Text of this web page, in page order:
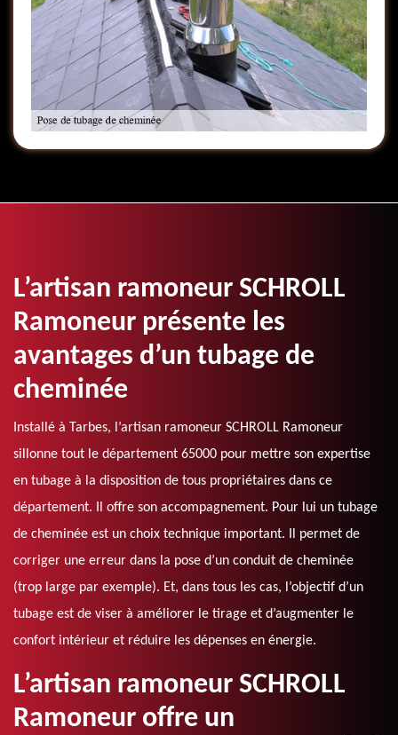
L’artisan ramoneur SCHROLL
Ramoneur présente les
avantages d’un tubage de
cheminée
Installé à Tarbes, l’artisan ramoneur SCHROLL Ramoneur
sillonne tout le département 65000 pour mettre son expertise
en tubage à la disposition de tous propriétaires dans ce
département. Il offre son accompagnement. Pour lui un tubage
de cheminée est un choix technique important. Il permet de
corriger une erreur dans la pose d’un conduit de cheminée
(trop large par exemple). Et, dans tous les cas, l’objectif d’un
tubage est de viser à améliorer le tirage et d’augmenter le
confort intérieur et réduire les dépenses en énergie.
L’artisan ramoneur SCHROLL
Ramoneur offre un